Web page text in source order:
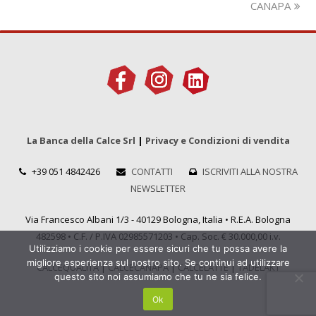
CANAPA
La Banca della Calce Srl | Privacy e Condizioni di vendita
+39 051 4842426 CONTATTI
ISCRIVITI ALLA NOSTRA
NEWSLETTER
Via Francesco Albani 1/3 - 40129 Bologna, Italia • R.E.A. Bologna
482598 • C.F. / P.IVA 02985571203 • Cap. Soc. € 30.000,00 i.v.
CALCEQUALITÀ|CALCECANAPA|CALCELATTE|TADELAKT
Utilizziamo i cookie per essere sicuri che tu possa avere la
migliore esperienza sul nostro sito. Se continui ad utilizzare
questo sito noi assumiamo che tu ne sia felice.
Ok